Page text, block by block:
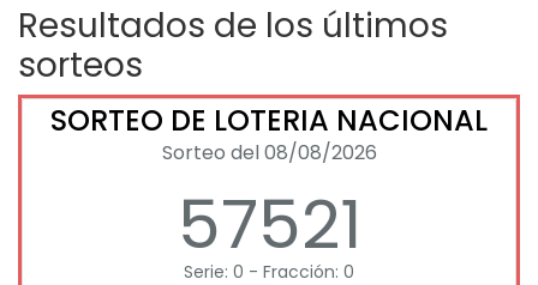
Resultados de los últimos
sorteos
SORTEO DE LOTERIA NACIONAL
Sorteo del 08/08/2026
57521
Serie: 0 - Fracción: 0